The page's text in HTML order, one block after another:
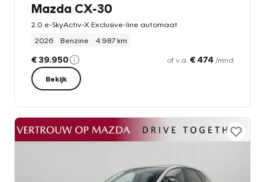
Mazda CX-30
2.0 e-SkyActiv-X Exclusive-line automaat
2026
Benzine 4.987 km
€ 39.950 of v.a. € 474 /mnd
Bekijk